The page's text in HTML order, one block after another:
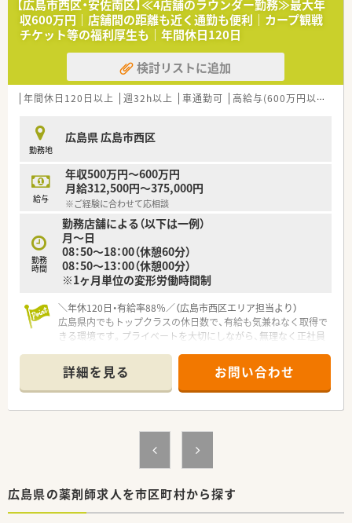
■福利厚生諸手当：厚生年金,その他健保,雇用保険,労災保険,薬剤
師賠償責任保険
＜こんな薬局です＞
■（広島電鉄）高須駅から車8分。
住宅街にある店舗がございます。
■ドラックストア調剤併設店舗でのお仕事です。
■電子薬歴や監査システムを完備しています。
円盤分包機も導入しています。
＜業務内容＞
■処方箋による調剤業務、服薬指導、薬剤情報の提供など
■応需科目は小児・耳鼻咽喉科・眼科(面対応)。
■処方箋枚数は15枚/日程と少なめです。
■一人薬剤師での勤務が発生いたします。
■地域に根差したドラッグストア・調剤薬局・
ドラッグストア併設型調剤薬局を展開している法人です。
ドラッグストアは現在130店舗展開しておりますが、
今後広島県を中心に調剤併設店を増やしていく方針の法人と
なります。
■「地域の健康増進に貢献する」をテーマとして運営を行ってお
ります。
関われる薬剤師を求めております。
薬剤師一人一人が患者様に薬のご提案や服薬指導後のフォロ
■薬剤師は調剤併設店の対応がメインとなります。
【広島市西区・安佐南区】≪4店舗のラウンダー勤務≫最大年
収600万円｜店舗間の距離も近く通勤も便利｜カープ観戦
チケット等の福利厚生も｜年間休日120日
検討リストに追加
年間休日120日以上 週32h以上 車通勤可 高給与(600万円以上)
勤務地
広島県 広島市西区
給与
年収500万円～600万円
月給312,500円～375,000円
※ご経験に合わせて応相談
勤務
時間
勤務店舗による（以下は一例）
月～日
08：50～18：00（休憩60分）
08：50～13：00（休憩00分）
※1ヶ月単位の変形労働時間制
＼年休120日・有給率88％／（広島市西区エリア担当より）
広島県内でもトップクラスの休日数で、有給も気兼ねなく取得で
きる環境です。プライベートを大切にしながら、無理なく正社員
【店舗情報と応需状況について】
■近隣の耳鼻咽喉科や内科クリニックから、1日あたり平均80枚
から90枚の処方箋を受け付けています。
ィーな対応力を身につけることが可能です。
■外来業務だけでなく施設在宅や個人宅への訪問も行っており、
【募集背景と求める人物像について】
詳細を見る お問い合わせ
広島県の薬剤師求人を市区町村から探す